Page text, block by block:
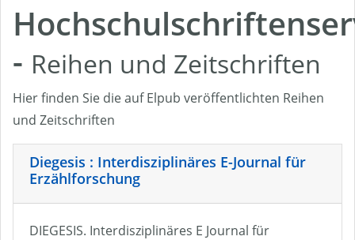
- Reihen und Zeitschriften
Hier finden Sie die auf Elpub veröffentlichten Reihen
und Zeitschriften
Diegesis : Interdisziplinäres E-Journal für
Erzählforschung
DIEGESIS. Interdisziplinäres E Journal für